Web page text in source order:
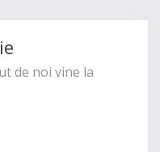
de noi vine la